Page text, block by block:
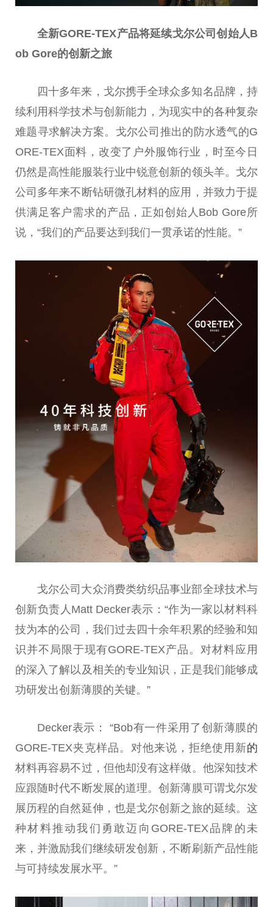
全新GORE-TEX产品将延续戈尔公司创始人B
ob Gore的创新之旅
四十多年来，戈尔携手全球众多知名品牌，持
续利用科学技术与创新能力，为现实中的各种复杂
难题寻求解决方案。戈尔公司推出的防水透气的G
ORE-TEX面料，改变了户外服饰行业，时至今日
仍然是高性能服装行业中锐意创新的领头羊。戈尔
公司多年来不断钻研微孔材料的应用，并致力于提
供满足客户需求的产品，正如创始人Bob Gore所
说，“我们的产品要达到我们一贯承诺的性能。”
戈尔公司大众消费类纺织品事业部全球技术与
创新负责人Matt Decker表示：“作为一家以材料科
技为本的公司，我们过去四十余年积累的经验和知
识并不局限于现有GORE-TEX产品。对材料应用
的深入了解以及相关的专业知识，正是我们能够成
功研发出创新薄膜的关键。”
Decker表示： “Bob有一件采用了创新薄膜的
GORE-TEX夹克样品。对他来说，拒绝使用新的
材料再容易不过，但他却没有这样做。他深知技术
应跟随时代不断发展的道理。创新薄膜可谓戈尔发
展历程的自然延伸，也是戈尔创新之旅的延续。这
种材料推动我们勇敢迈向GORE-TEX品牌的未
来，并激励我们继续研发创新，不断刷新产品性能
与可持续发展水平。”